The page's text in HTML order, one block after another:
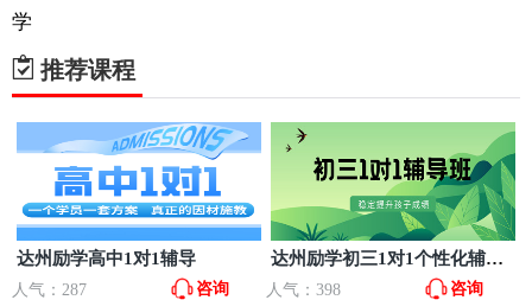
学
推荐课程
达州励学高中1对1辅导
人气：287 咨询
达州励学初三1对1个性化辅导
课
人气：398 咨询